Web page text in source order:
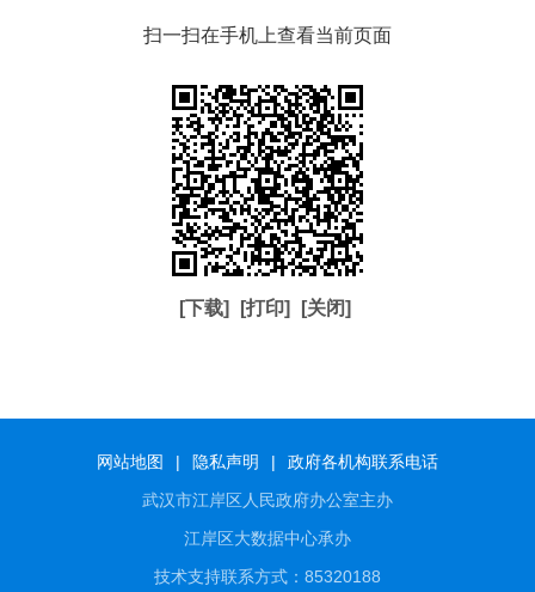
扫一扫在手机上查看当前页面
[下载] [打印] [关闭]
网站地图 | 隐私声明 |
政府各机构联系电话
武汉市江岸区人民政府办公室主办
江岸区大数据中心承办
技术支持联系方式：85320188